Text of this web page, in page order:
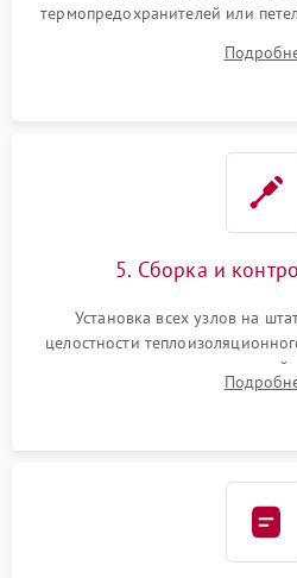
термопредохранителей или
выгоревших реле,
5. Сборка и
Установка всех узлов на
целостности
исключить перегрев кухонной
Надежная фиксация клемм и